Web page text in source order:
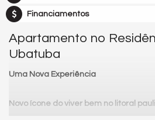
Financiamentos
Apartamento no
Ubatuba
Uma Nova Experiência
Novo ícone do viver bem no litoral